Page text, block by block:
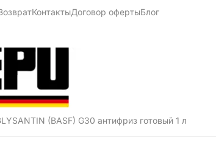
КонтактыДоговор офертыБлог
(BASF) G30 антифриз готовый 1 л